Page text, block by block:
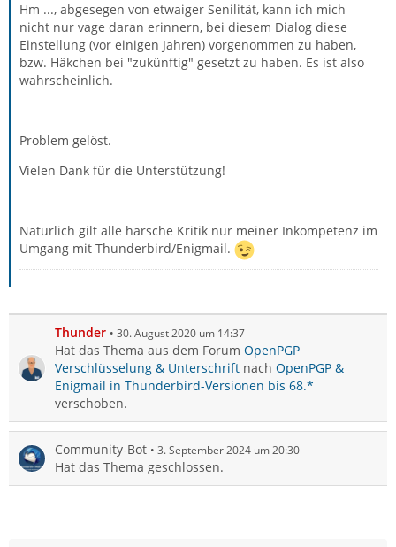
Hm ..., abgesegen von etwaiger Senilität, kann ich mich
nicht nur vage daran erinnern, bei diesem Dialog diese
Einstellung (vor einigen Jahren) vorgenommen zu haben,
bzw. Häkchen bei "zukünftig" gesetzt zu haben. Es ist also
wahrscheinlich.
Problem gelöst.
Vielen Dank für die Unterstützung!
Natürlich gilt alle harsche Kritik nur meiner Inkompetenz im
Umgang mit Thunderbird/Enigmail.
Thunder 30. August 2020 um 14:37
Hat das Thema aus dem Forum OpenPGP
Verschlüsselung & Unterschrift nach OpenPGP &
Enigmail in Thunderbird-Versionen bis 68.*
verschoben.
Community-Bot 3. September 2024 um 20:30
Hat das Thema geschlossen.